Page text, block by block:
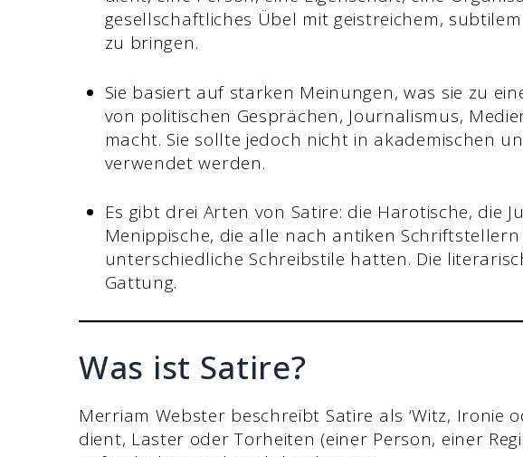
gesellschaftliches Übel mit geistreichem,
zu bringen.
Sie basiert auf starken Meinungen, was sie zu
von politischen Gesprächen, Journalismus,
macht. Sie sollte jedoch nicht in akademischen
verwendet werden.
Es gibt drei Arten von Satire: die Harotische, die
Menippische, die alle nach antiken
unterschiedliche Schreibstile hatten. Die
Gattung.
Was ist Satire?
Merriam Webster beschreibt Satire als ‘Witz, Ironie
dient, Laster oder Torheiten (einer Person, einer